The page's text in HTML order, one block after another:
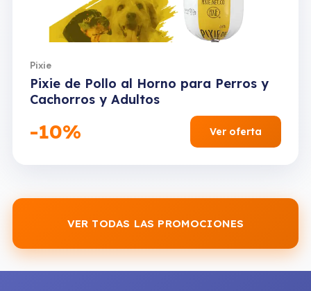
Pixie
Pixie de Pollo al Horno para Perros y
Cachorros y Adultos
-10% Ver oferta
VER TODAS LAS PROMOCIONES